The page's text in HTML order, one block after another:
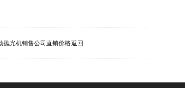
抛光机销售公司直销价格返回